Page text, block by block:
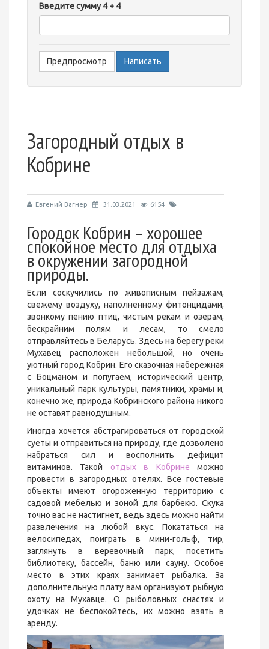
-
Введите сумму 4 + 4
Загородный отдых в
Кобрине
Евгений Вагнер 31.03.2021 6154
Городок Кобрин – хорошее
спокойное место для отдыха
в окружении загородной
природы.
Если соскучились по живописным пейзажам,
свежему воздуху, наполненному фитонцидами,
звонкому пению птиц, чистым рекам и озерам,
бескрайним полям и лесам, то смело
отправляйтесь в Беларусь. Здесь на берегу реки
Мухавец расположен небольшой, но очень
уютный город Кобрин. Его сказочная набережная
с Боцманом и попугаем, исторический центр,
уникальный парк культуры, памятники, храмы и,
конечно же, природа Кобринского района никого
не оставят равнодушным.
Иногда хочется абстрагироваться от городской
суеты и отправиться на природу, где дозволено
набраться сил и восполнить дефицит
витаминов. Такой отдых в Кобрине можно
провести в загородных отелях. Все гостевые
объекты имеют огороженную территорию с
садовой мебелью и зоной для барбекю. Скука
точно вас не настигнет, ведь здесь можно найти
развлечения на любой вкус. Покататься на
велосипедах, поиграть в мини-гольф, тир,
заглянуть в веревочный парк, посетить
библиотеку, бассейн, баню или сауну. Особое
место в этих краях занимает рыбалка. За
дополнительную плату вам организуют рыбную
охоту на Мухавце. О рыболовных снастях и
удочках не беспокойтесь, их можно взять в
аренду.